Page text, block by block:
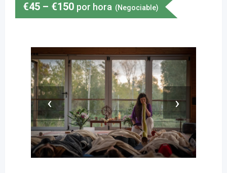
€45 – €150 por hora (Negociable)
‹ ›